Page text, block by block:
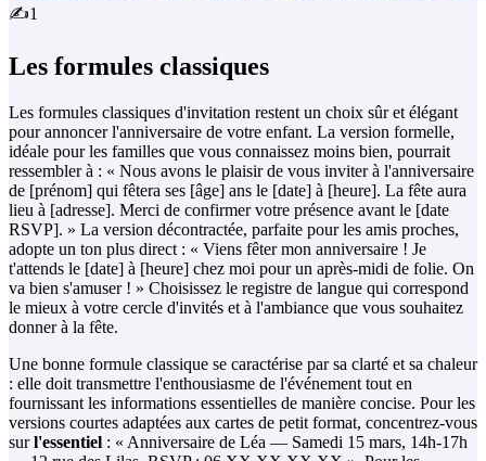
✍️1
Les formules classiques
Les formules classiques d'invitation restent un choix sûr et élégant
pour annoncer l'anniversaire de votre enfant. La version formelle,
idéale pour les familles que vous connaissez moins bien, pourrait
ressembler à : « Nous avons le plaisir de vous inviter à l'anniversaire
de [prénom] qui fêtera ses [âge] ans le [date] à [heure]. La fête aura
lieu à [adresse]. Merci de confirmer votre présence avant le [date
RSVP]. » La version décontractée, parfaite pour les amis proches,
adopte un ton plus direct : « Viens fêter mon anniversaire ! Je
t'attends le [date] à [heure] chez moi pour un après-midi de folie. On
va bien s'amuser ! » Choisissez le registre de langue qui correspond
le mieux à votre cercle d'invités et à l'ambiance que vous souhaitez
donner à la fête.
Une bonne formule classique se caractérise par sa clarté et sa chaleur
: elle doit transmettre l'enthousiasme de l'événement tout en
fournissant les informations essentielles de manière concise. Pour les
versions courtes adaptées aux cartes de petit format, concentrez-vous
surl'essentiel : « Anniversaire de Léa — Samedi 15 mars, 14h-17h